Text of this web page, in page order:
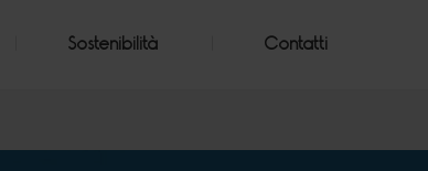
Sostenibilità Contatti